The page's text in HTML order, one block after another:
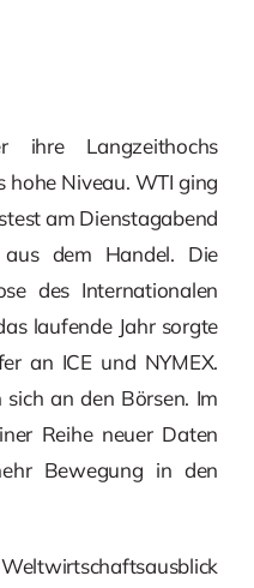
ihre Langzeithochs
hohe Niveau. WTI ging
am Dienstagabend
dem Handel. Die
des Internationalen
laufende Jahr sorgte
an ICE und NYMEX.
an den Börsen. Im
Reihe neuer Daten
Bewegung in den